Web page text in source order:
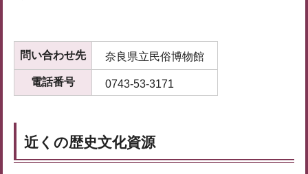
問い合わせ先 奈良県立民俗博物館
電話番号 0743-53-3171
近くの歴史文化資源